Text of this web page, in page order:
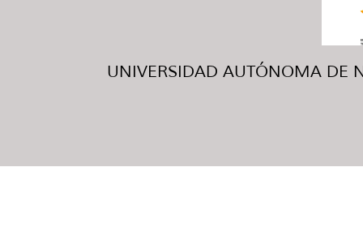
UNIVERSIDAD AUTÓNOMA DE